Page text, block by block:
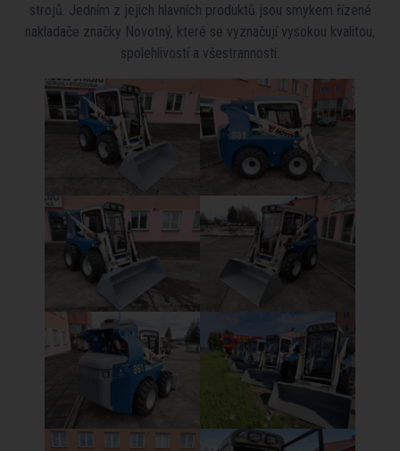
strojů. Jedním z jejich hlavních produktů jsou smykem řízené
nakladače značky Novotný, které se vyznačují vysokou kvalitou,
spolehlivostí a všestranností.